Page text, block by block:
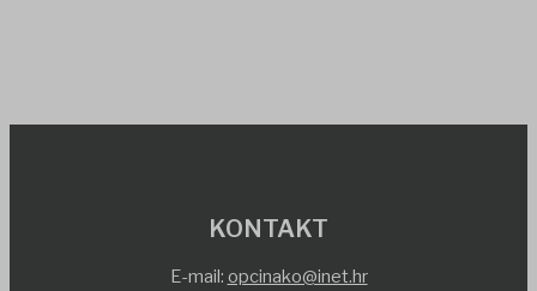
KONTAKT
E-mail: opcinako@inet.hr